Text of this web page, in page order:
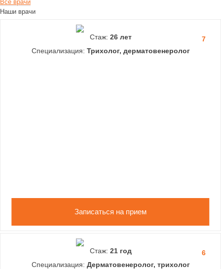
Все врачи
Наши врачи
7
Стаж: 26 лет
Специализация: Трихолог, дерматовенеролог
Записаться на прием
6
Стаж: 21 год
Специализация: Дерматовенеролог, трихолог